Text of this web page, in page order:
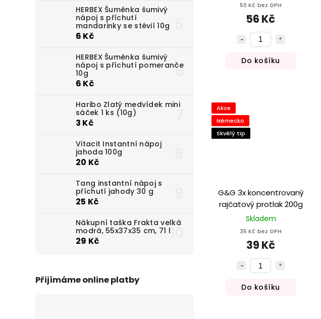
HERBEX Šuměnka šumivý
nápoj s příchutí
mandarinky se stévií 10g
6 Kč
HERBEX Šuměnka šumivý
nápoj s příchutí pomeranče
10g
6 Kč
Haribo Zlatý medvídek mini
sáček 1 ks (10g)
3 Kč
Vitacit Instantní nápoj
jahoda 100g
20 Kč
Tang instantní nápoj s
příchutí jahody 30 g
25 Kč
Nákupní taška Frakta velká
modrá, 55x37x35 cm, 71 l
29 Kč
Přijímáme online platby
50 Kč bez DPH
56 Kč
Do košíku
Akce
Německo
Skvělý tip
G&G 3x koncentrovaný
rajčatový protlak 200g
Skladem
35 Kč bez DPH
39 Kč
Do košíku